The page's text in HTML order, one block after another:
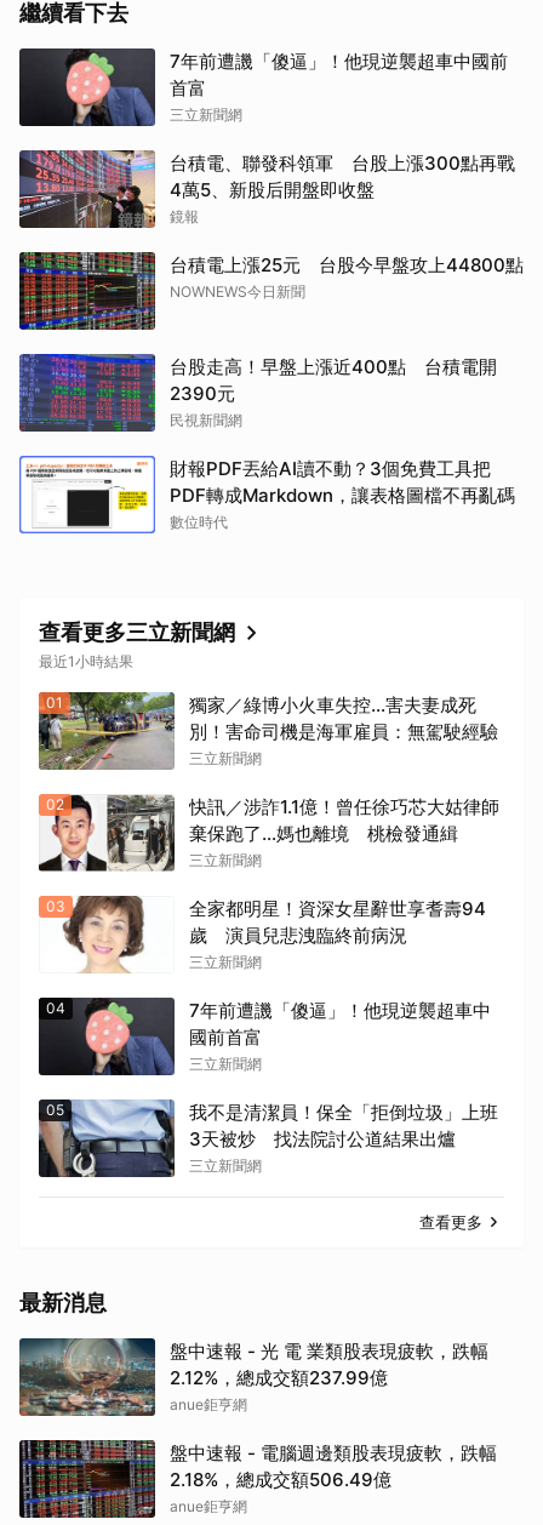
繼續看下去
7年前遭譏「傻逼」！他現逆襲超車中國前
首富
三立新聞網
台積電、聯發科領軍 台股上漲300點再戰
4萬5、新股后開盤即收盤
鏡報
台積電上漲25元 台股今早盤攻上44800點
NOWNEWS今日新聞
台股走高！早盤上漲近400點 台積電開
2390元
民視新聞網
財報PDF丟給AI讀不動？3個免費工具把
PDF轉成Markdown，讓表格圖檔不再亂碼
數位時代
查看更多三立新聞網
最近1小時結果
01
獨家／綠博小火車失控…害夫妻成死
別！害命司機是海軍雇員：無駕駛經驗
三立新聞網
02
快訊／涉詐1.1億！曾任徐巧芯大姑律師
棄保跑了…媽也離境 桃檢發通緝
三立新聞網
03
全家都明星！資深女星辭世享耆壽94
歲 演員兒悲洩臨終前病況
三立新聞網
04
7年前遭譏「傻逼」！他現逆襲超車中
國前首富
三立新聞網
05
我不是清潔員！保全「拒倒垃圾」上班
3天被炒 找法院討公道結果出爐
三立新聞網
查看更多
最新消息
盤中速報 - 光 電 業類股表現疲軟，跌幅
2.12%，總成交額237.99億
anue鉅亨網
盤中速報 - 電腦週邊類股表現疲軟，跌幅
2.18%，總成交額506.49億
anue鉅亨網